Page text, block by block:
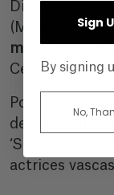
Dirección
(Mejor
misteriosa
Céspedes
Por último,
de
‘Sorda’,
actrices
Sign
By signing
No,